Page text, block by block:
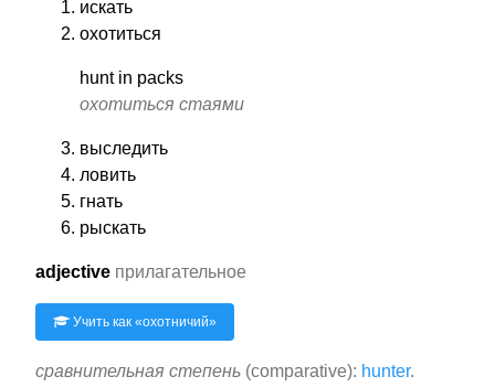
искать
охотиться
hunt in packs
охотиться стаями
выследить
ловить
гнать
рыскать
adjective прилагательное
Учить как «охотничий»
сравнительная степень (comparative): hunter.